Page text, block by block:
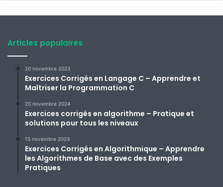
Articles populaires
20 novembre 2023
Exercices Corrigés en Langage C – Apprendre et
Maîtriser la Programmation C
20 novembre 2024
Exercices corrigés en algorithme – Pratique et
solutions pour tous les niveaux
15 novembre 2023
Exercices Corrigés en Algorithmique – Apprendre
les Algorithmes de Base avec des Exemples
Pratiques